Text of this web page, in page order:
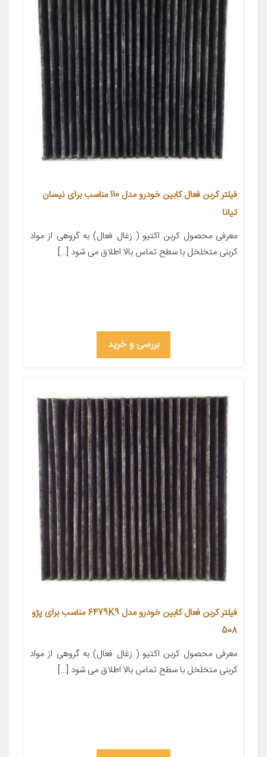
فیلتر کربن فعال کابین خودرو مدل 110 مناسب برای نیسان
تیانا
معرفی محصول کربن اکتیو ( زغال فعال) به گروهی از مواد
کربنی متخلخل با سطح تماس بالا اطلاق می شود […]
بررسی و خرید
فیلتر کربن فعال کابین خودرو مدل 6479K9 مناسب برای پژو
508
معرفی محصول کربن اکتیو ( زغال فعال) به گروهی از مواد
کربنی متخلخل با سطح تماس بالا اطلاق می شود […]